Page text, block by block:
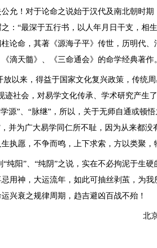
公允！对于论命之说始于汉代及南北朝时
：“最深于五行书，以人年月日干支，相
柱论命，其著《源海子平》传世，历明代
滴天髓》、《三命通会》的命学经典著作
放以来，得益于国家文化复兴政策，传统
迹社会，对易学文化传承、学术研究产生
源”、“脉继”，所以，关于无师自通或顿
，并为广大易学同仁所不耻，因为从来都
执愿，不争而鸣，上下求索， 方以类聚，
“纯阳”、“纯阴”之说，实在不必拘泥于生
忌用神，大运流年，如此可抽丝剥茧，为
兴衰之规律周期，趋吉避凶百战不殆！
北